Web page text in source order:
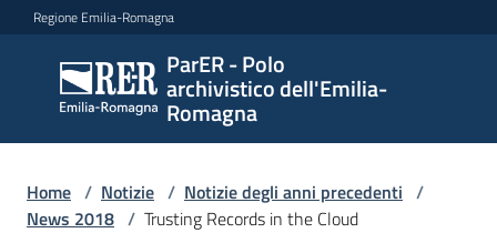
Vai al contenuto
Vai alla navigazione
Vai al footer
Regione Emilia-Romagna
ParER - Polo
archivistico dell'Emilia-
Romagna
ParER -
Polo
archivistico
Romagna
Home / Notizie / Notizie degli anni precedenti /
News 2018 / Trusting Records in the Cloud